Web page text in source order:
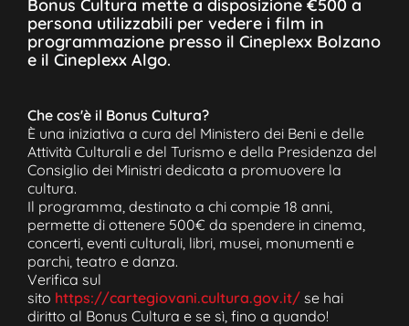
Bonus Cultura mette a disposizione €500 a
persona utilizzabili per vedere i film in
programmazione presso il Cineplexx Bolzano
e il Cineplexx Algo.
Che cos'è il Bonus Cultura?
È una iniziativa a cura del Ministero dei Beni e delle
Attività Culturali e del Turismo e della Presidenza del
Consiglio dei Ministri dedicata a promuovere la
cultura.
Il programma, destinato a chi compie 18 anni,
permette di ottenere 500€ da spendere in cinema,
concerti, eventi culturali, libri, musei, monumenti e
parchi, teatro e danza.
Verifica sul
sito https://cartegiovani.cultura.gov.it/ se hai
diritto al Bonus Cultura e se sì, fino a quando!